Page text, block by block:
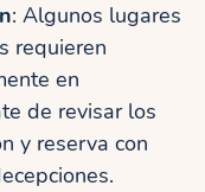
: Algunos lugares
requieren
en
de revisar los
y reserva con